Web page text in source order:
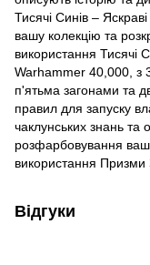
Тисячі Синів –
вашу колекцію та
використання Тисячі
Warhammer 40,000, з
п'ятьма загонами та
правил для запуску
чаклунських знань та
розфарбовування
використання Призми
Відгуки